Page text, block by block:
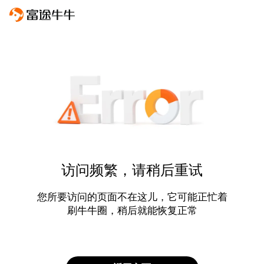
访问频繁，请稍后重试
您所要访问的页面不在这儿，它可能正忙着
刷牛牛圈，稍后就能恢复正常